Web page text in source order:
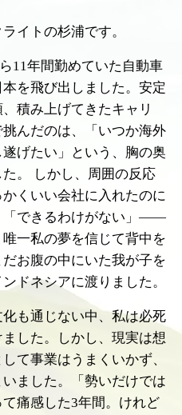
イトの杉浦です。
11年間勤めていた自動車
を飛び出しました。安定
積み上げてきたキャリ
んだのは、「いつか海外
げたい」という、胸の奥
。 しかし、周囲の反応
くいい会社に入れたのに
「できるわけがない」――
一私の夢を信じて背中を
お腹の中にいた我が子を
ドネシアに渡りました。
も通じない中、私は必死
した。しかし、現実は想
て事業はうまくいかず、
ました。「勢いだけでは
痛感した3年間。けれど